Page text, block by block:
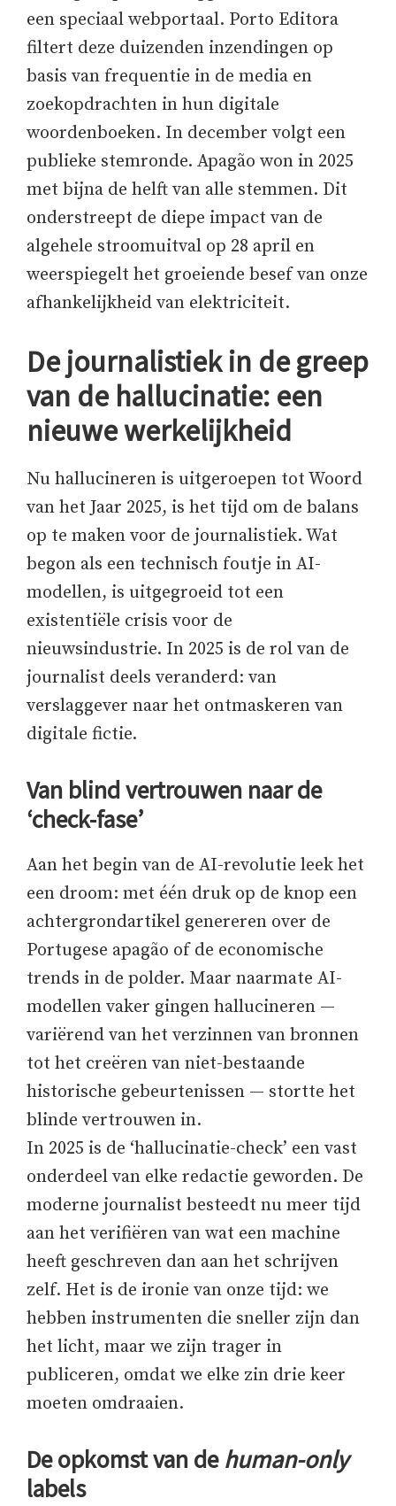
een speciaal webportaal. Porto Editora
filtert deze duizenden inzendingen op
basis van frequentie in de media en
zoekopdrachten in hun digitale
woordenboeken. In december volgt een
publieke stemronde. Apagão won in 2025
met bijna de helft van alle stemmen. Dit
onderstreept de diepe impact van de
algehele stroomuitval op 28 april en
weerspiegelt het groeiende besef van onze
afhankelijkheid van elektriciteit.
De journalistiek in de greep
van de hallucinatie: een
nieuwe werkelijkheid
Nu hallucineren is uitgeroepen tot Woord
van het Jaar 2025, is het tijd om de balans
op te maken voor de journalistiek. Wat
begon als een technisch foutje in AI-
modellen, is uitgegroeid tot een
existentiële crisis voor de
nieuwsindustrie. In 2025 is de rol van de
journalist deels veranderd: van
verslaggever naar het ontmaskeren van
digitale fictie.
Van blind vertrouwen naar de
‘check-fase’
Aan het begin van de AI-revolutie leek het
een droom: met één druk op de knop een
achtergrondartikel genereren over de
Portugese apagão of de economische
trends in de polder. Maar naarmate AI-
modellen vaker gingen hallucineren —
variërend van het verzinnen van bronnen
tot het creëren van niet-bestaande
historische gebeurtenissen — stortte het
blinde vertrouwen in.
In 2025 is de ‘hallucinatie-check’ een vast
onderdeel van elke redactie geworden. De
moderne journalist besteedt nu meer tijd
aan het verifiëren van wat een machine
heeft geschreven dan aan het schrijven
zelf. Het is de ironie van onze tijd: we
hebben instrumenten die sneller zijn dan
het licht, maar we zijn trager in
publiceren, omdat we elke zin drie keer
moeten omdraaien.
De opkomst van de human-only
labels